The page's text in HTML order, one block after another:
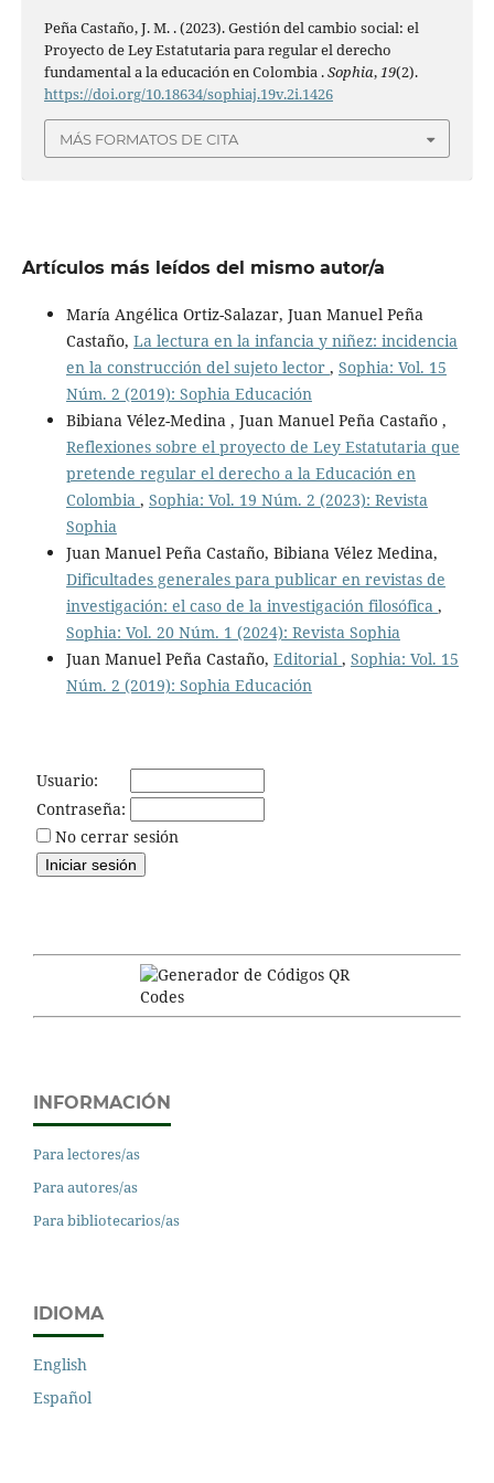
Peña Castaño, J. M. . (2023). Gestión del cambio social: el
Proyecto de Ley Estatutaria para regular el derecho
fundamental a la educación en Colombia .Sophia,19(2).
https://doi.org/10.18634/sophiaj.19v.2i.1426
MÁS FORMATOS DE CITA
Artículos más leídos del mismo autor/a
María Angélica Ortiz-Salazar, Juan Manuel Peña
Castaño, La lectura en la infancia y niñez: incidencia
en la construcción del sujeto lector , Sophia: Vol. 15
Núm. 2 (2019): Sophia Educación
Bibiana Vélez-Medina , Juan Manuel Peña Castaño ,
Reflexiones sobre el proyecto de Ley Estatutaria que
pretende regular el derecho a la Educación en
Colombia , Sophia: Vol. 19 Núm. 2 (2023): Revista
Sophia
Juan Manuel Peña Castaño, Bibiana Vélez Medina,
Dificultades generales para publicar en revistas de
investigación: el caso de la investigación filosófica ,
Sophia: Vol. 20 Núm. 1 (2024): Revista Sophia
Juan Manuel Peña Castaño, Editorial , Sophia: Vol. 15
Núm. 2 (2019): Sophia Educación
Usuario:
Contraseña:
No cerrar sesión
INFORMACIÓN
Para lectores/as
Para autores/as
Para bibliotecarios/as
IDIOMA
English
Español